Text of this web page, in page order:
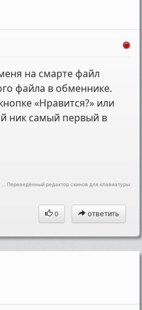
на смарте файл
файла в обменнике.
«Нравится?» или
ник самый первый в
Переведённый редактор скинов для клавиатуры
0 ответить